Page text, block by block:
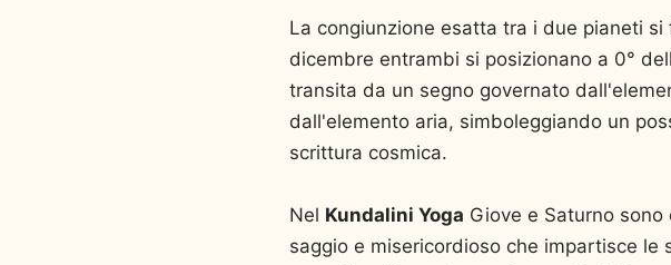
La congiunzione esatta tra i due pianeti
dicembre entrambi si posizionano a 0°
transita da un segno governato
dall'elemento aria, simboleggiando un
scrittura cosmica.
Nel Kundalini Yoga Giove e Saturno
saggio e misericordioso che impartisce le